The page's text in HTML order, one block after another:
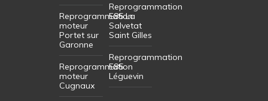
Reprogrammation
moteur
Portet sur
Garonne
Reprogrammation
moteur
Cugnaux
Reprogrammation
E85 La
Salvetat
Saint Gilles
Reprogrammation
E85
Léguevin